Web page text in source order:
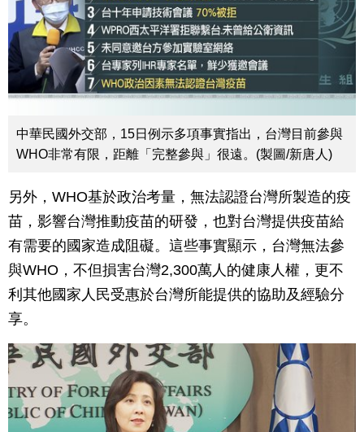
中華民國外交部，15日例示多項事實指出，台灣目前參與
WHO非常有限，距離「完整參與」很遠。(製圖/新唐人)
另外，WHO基於政治考量，無法認證台灣所製造的疫
苗，影響台灣推動疫苗的研發，也對台灣提供疫苗給
有需要的國家造成阻礙。這些事實顯示，台灣無法參
與WHO，不但損害台灣2,300萬人的健康人權，更不
利其他國家人民受惠於台灣所能提供的協助及經驗分
享。